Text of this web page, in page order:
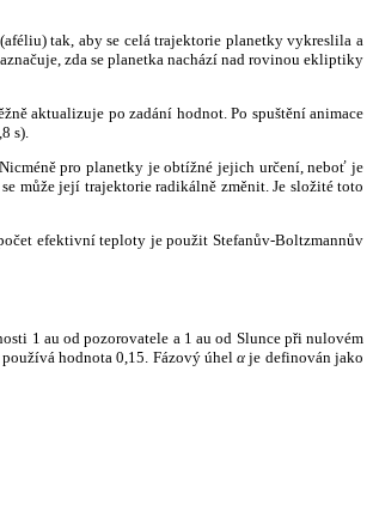
tak, aby se celá trajektorie planetky vykreslila a
zda se planetka nachází nad rovinou ekliptiky
aktualizuje po zadání hodnot. Po spuštění animace
s).
pro planetky je obtížné jejich určení, neboť je
může její trajektorie radikálně změnit. Je složité toto
efektivní teploty je použit Stefanův-Boltzmannův
1 au od pozorovatele a 1 au od Slunce při nulovém
hodnota 0,15. Fázový úhelα je definován jako